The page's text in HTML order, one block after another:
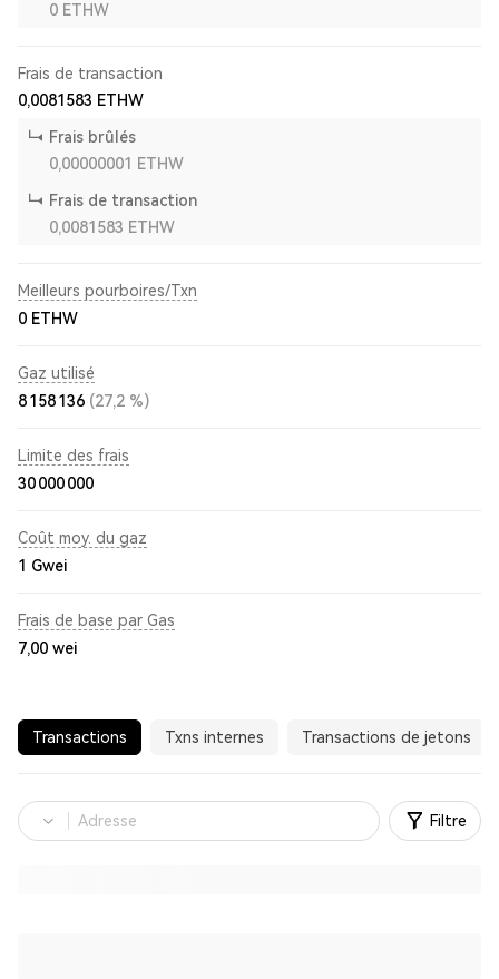
0 ETHW
Frais de transaction
0,0081583 ETHW
Frais brûlés
0,00000001
ETHW
Frais de transaction
0,0081583 ETHW
Meilleurs pourboires/Txn
0 ETHW
Gaz utilisé
8 158 136 (27,2 %)
Limite des frais
30 000 000
Coût moy. du gaz
1 Gwei
Frais de base par Gas
7,00 wei
Transactions Txns internes Transactions de jetons
Filtre